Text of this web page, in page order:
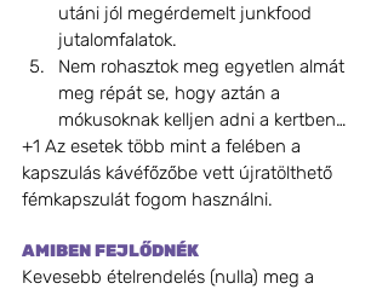
utáni jól megérdemelt junkfood
jutalomfalatok.
Nem rohasztok meg egyetlen almát
meg répát se, hogy aztán a
mókusoknak kelljen adni a kertben…
+1 Az esetek több mint a felében a
kapszulás kávéfőzőbe vett újratölthető
fémkapszulát fogom használni.
AMIBEN FEJLŐDNÉK
Kevesebb ételrendelés (nulla) meg a